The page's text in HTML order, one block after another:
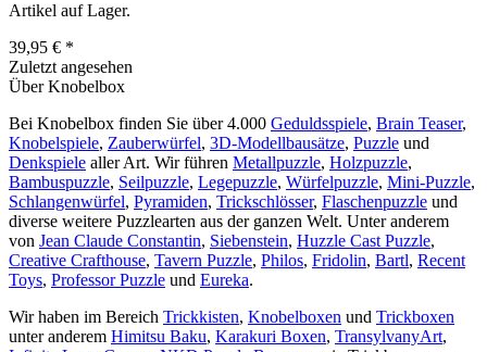
Artikel auf Lager.
39,95 € *
Zuletzt angesehen
Über Knobelbox
Bei Knobelbox finden Sie über 4.000 Geduldsspiele, Brain Teaser,
Knobelspiele, Zauberwürfel, 3D-Modellbausätze, Puzzle und
Denkspiele aller Art. Wir führen Metallpuzzle, Holzpuzzle,
Bambuspuzzle, Seilpuzzle, Legepuzzle, Würfelpuzzle, Mini-Puzzle,
Schlangenwürfel, Pyramiden, Trickschlösser, Flaschenpuzzle und
diverse weitere Puzzlearten aus der ganzen Welt. Unter anderem
von Jean Claude Constantin, Siebenstein, Huzzle Cast Puzzle,
Creative Crafthouse, Tavern Puzzle, Philos, Fridolin, Bartl, Recent
Toys, Professor Puzzle und Eureka.
Wir haben im Bereich Trickkisten, Knobelboxen und Trickboxen
unter anderem Himitsu Baku, Karakuri Boxen, TransylvanyArt,